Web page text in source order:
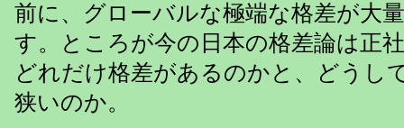
前に、グローバルな極端な格差が大
す。ところが今の日本の格差論は正
どれだけ格差があるのかと、どうし
狭いのか。